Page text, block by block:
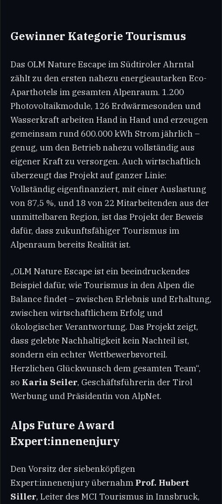
Gewinner Kategorie Tourismus
Das OLM Nature Escape im Südtiroler Ahrntal
zählt zu den ersten nahezu energieautarken Eco-
Aparthotels im gesamten Alpenraum. 1.200
Photovoltaikmodule, 126 Erdwärmesonden und
Wasserkraft arbeiten Hand in Hand und erzeugen
gemeinsam rund 600.000 kWh Strom jährlich –
genug, um den Betrieb nahezu vollständig aus
eigener Kraft zu versorgen. Auch wirtschaftlich
überzeugt das Projekt auf ganzer Linie:
Vollständig eigenfinanziert, mit einer Auslastung
von 87,5 %, und 18 von 22 Mitarbeitenden aus der
unmittelbaren Region, ist das Projekt der Beweis
dafür, dass zukunftsfähiger Tourismus im
Alpenraum bereits Realität ist.
„OLM Nature Escape ist ein beeindruckendes
Beispiel dafür, wie Tourismus in den Alpen die
Balance findet – zwischen Erlebnis und Erhaltung,
zwischen wirtschaftlichem Erfolg und
ökologischer Verantwortung. Das Projekt zeigt,
dass gelebte Nachhaltigkeit kein Nachteil ist,
sondern ein echter Wettbewerbsvorteil.
Herzlichen Glückwunsch dem gesamten Team“,
so Karin Seiler, Geschäftsführerin der Tirol
Werbung und Präsidentin von AlpNet.
Alps Future Award
Expert:innenenjury
Den Vorsitz der siebenköpfigen
Expert:innenenjury übernahm Prof. Hubert
Siller, Leiter des MCI Tourismus in Innsbruck,